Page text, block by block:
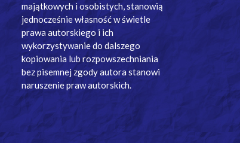
majątkowych i osobistych, stanowią
jednocześnie własność w świetle
prawa autorskiego i ich
wykorzystywanie do dalszego
kopiowania lub rozpowszechniania
bez pisemnej zgody autora stanowi
naruszenie praw autorskich.